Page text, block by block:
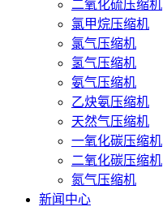
二氧化硫压缩机
氯甲烷压缩机
氯气压缩机
氢气压缩机
氨气压缩机
乙炔氨压缩机
天然气压缩机
一氧化碳压缩机
二氧化碳压缩机
氮气压缩机
新闻中心